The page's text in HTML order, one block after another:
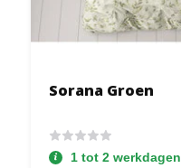
Sorana Groen
1 tot 2 werkdagen